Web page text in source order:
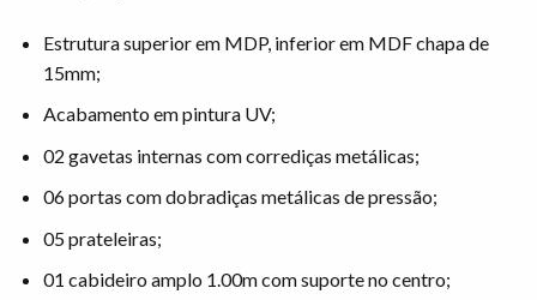
Estrutura superior em MDP, inferior em MDF chapa de
15mm;
Acabamento em pintura UV;
02 gavetas internas com corrediças metálicas;
06 portas com dobradiças metálicas de pressão;
05 prateleiras;
01 cabideiro amplo 1.00m com suporte no centro;